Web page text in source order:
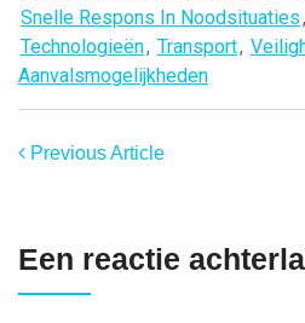
Snelle Respons In Noodsituaties,
Technologieën, Transport,
Aanvalsmogelijkheden
Previous Article
Een reactie